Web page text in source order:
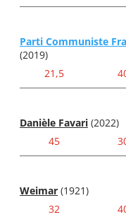
Parti Communiste
(2019)
21,5
Danièle Favari (2022)
45
Weimar (1921)
32